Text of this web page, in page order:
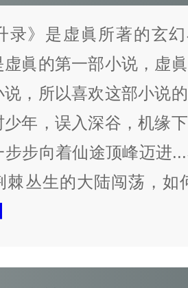
录》是虚眞所著的玄
虚眞的第一部小说，虚
，所以喜欢这部小说
年，误入深谷，机缘
步步向着仙途顶峰迈进
棘丛生的大陆闯荡，如